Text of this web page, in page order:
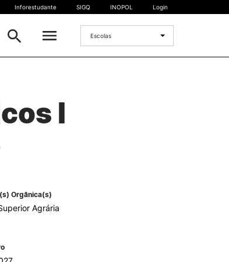
Estudante Internacional
Inforestudante SIGQ INOPOL Login
Escolas
I
Orgânica(s)
Agrária